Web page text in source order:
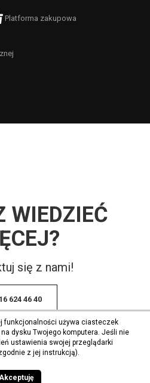
Platforma zakupowa
WIEDZIEĆ
się z nami!
16 624 46 40
funkcjonalności używa ciasteczek
dysku Twojego komputera. Jeśli nie
ustawienia swojej przeglądarki
z jej instrukcją).